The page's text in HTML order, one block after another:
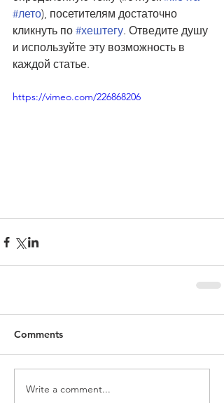
#лето), посетителям достаточно
кликнуть по #хештегу. Отведите душу
и используйте эту возможность в
каждой статье.
https://vimeo.com/226868206
Comments
Write a comment...